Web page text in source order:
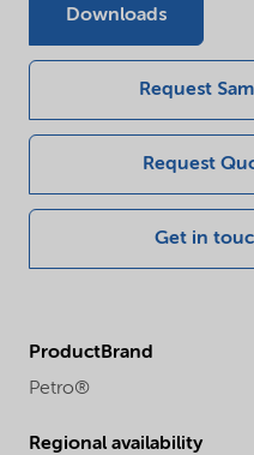
Downloads
Request
Request
Get in
ProductBrand
Petro®
Regional availability